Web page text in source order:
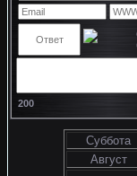
200
Суббота
Август